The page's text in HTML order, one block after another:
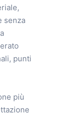
senza
punti
più